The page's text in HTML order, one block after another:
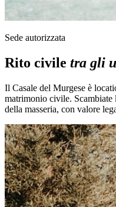
Sede autorizzata
Rito civile tra gli
Il Casale del Murgese è
matrimonio civile. Scambiate
della masseria, con valore